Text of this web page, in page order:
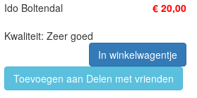
Ido Boltendal
€ 20,00
Kwaliteit: Zeer goed
In winkelwagentje
Toevoegen aan Delen met vrienden